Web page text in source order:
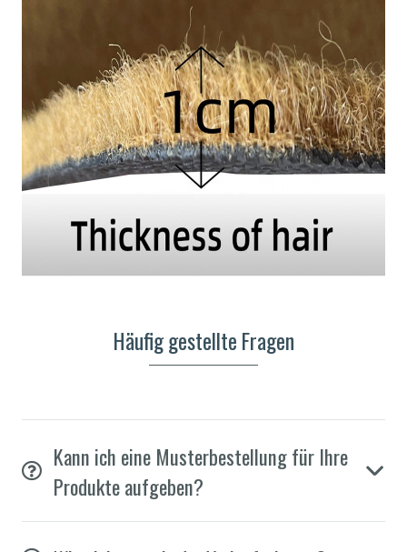
Häufig gestellte Fragen
Kann ich eine Musterbestellung für Ihre
Produkte aufgeben?